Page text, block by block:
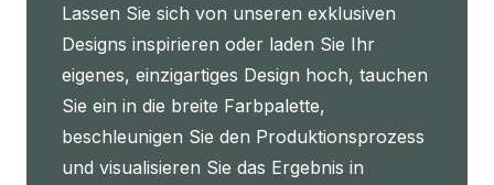
Lassen Sie sich von unseren exklusiven
Designs inspirieren oder laden Sie Ihr
eigenes, einzigartiges Design hoch, tauchen
Sie ein in die breite Farbpalette,
beschleunigen Sie den Produktionsprozess
und visualisieren Sie das Ergebnis in